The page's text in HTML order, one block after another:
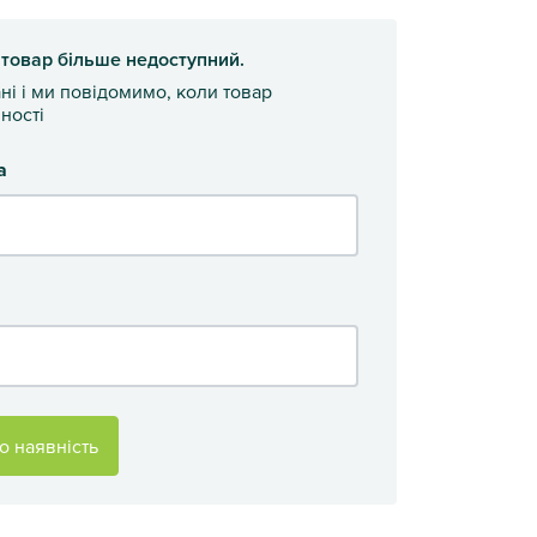
більше недоступний.
і ми повідомимо, коли товар
наявність